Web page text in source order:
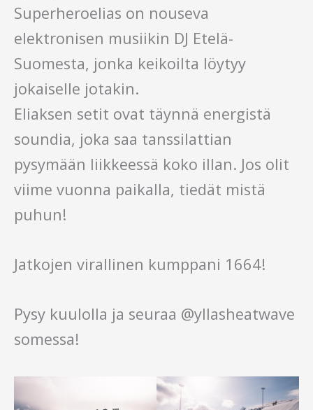
Superheroelias on nouseva
elektronisen musiikin DJ Etelä-
Suomesta, jonka keikoilta löytyy
jokaiselle jotakin.
Eliaksen setit ovat täynnä energistä
soundia, joka saa tanssilattian
pysymään liikkeessä koko illan. Jos olit
viime vuonna paikalla, tiedät mistä
puhun!
Jatkojen virallinen kumppani 1664!
Pysy kuulolla ja seuraa @yllasheatwave
somessa!